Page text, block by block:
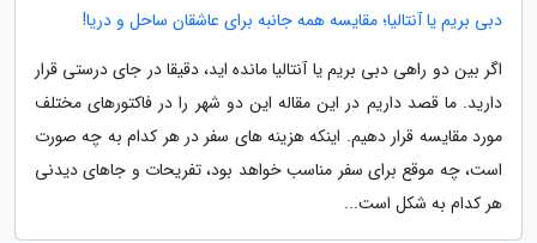
دبی بریم یا آنتالیا؛ مقایسه همه جانبه برای عاشقان ساحل و دریا!
اگر بین دو راهی دبی بریم یا آنتالیا مانده اید، دقیقا در جای درستی قرار
دارید. ما قصد داریم در این مقاله این دو شهر را در فاکتورهای مختلف
مورد مقایسه قرار دهیم. اینکه هزینه های سفر در هر کدام به چه صورت
است، چه موقع برای سفر مناسب خواهد بود، تفریحات و جاهای دیدنی
هر کدام به شکل است...